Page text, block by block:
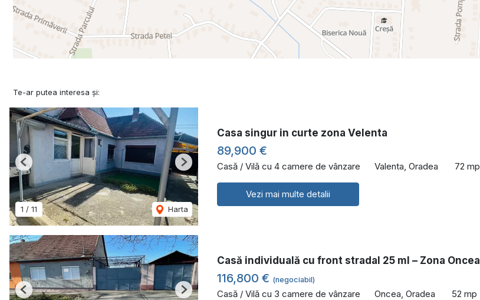
Te-ar putea interesa și:
1 / 11 Harta
Previous Next
Casa singur in curte zona Velenta
89,900 €
Casă / Vilă cu 4 camere de vânzare Valenta, Oradea 72 mp
Vezi mai multe detalii
Previous Next
Casă individuală cu front stradal 25 ml – Zona Oncea
116,800 € (negociabil)
Casă / Vilă cu 3 camere de vânzare Oncea, Oradea 52 mp